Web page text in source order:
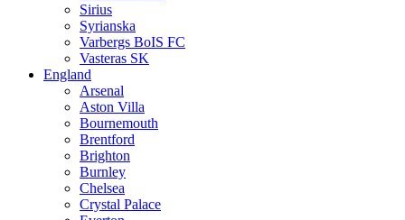
Sirius
Syrianska
Varbergs BoIS FC
Vasteras SK
England
Arsenal
Aston Villa
Bournemouth
Brentford
Brighton
Burnley
Chelsea
Crystal Palace